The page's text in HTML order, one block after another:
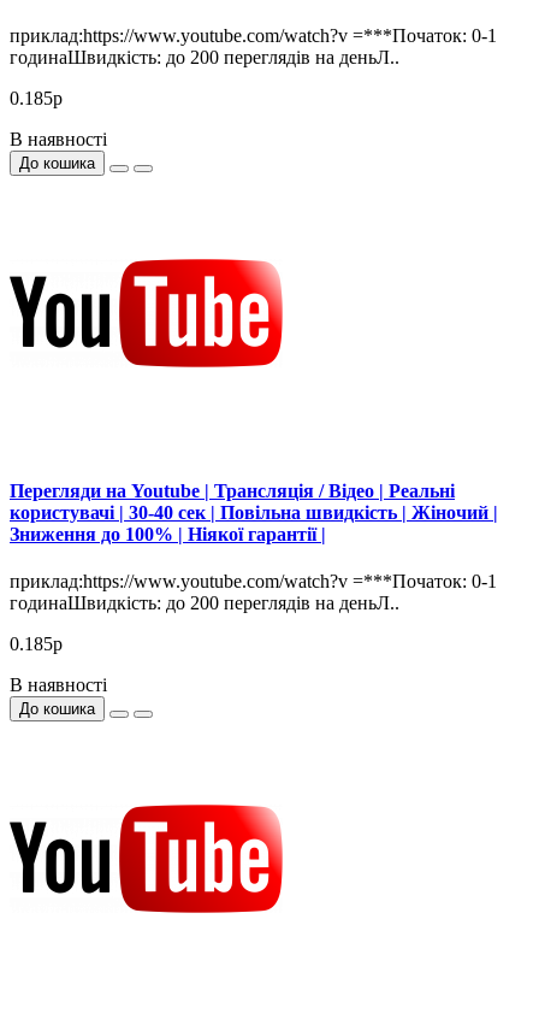
приклад:https://www.youtube.com/watch?v =***Початок: 0-1
годинаШвидкість: до 200 переглядів на деньЛ..
0.185р
В наявності
До кошика
Перегляди на Youtube | Трансляція / Відео | Реальні
користувачі | 30-40 сек | Повільна швидкість | Жіночий |
Зниження до 100% | Ніякої гарантії |
приклад:https://www.youtube.com/watch?v =***Початок: 0-1
годинаШвидкість: до 200 переглядів на деньЛ..
0.185р
В наявності
До кошика